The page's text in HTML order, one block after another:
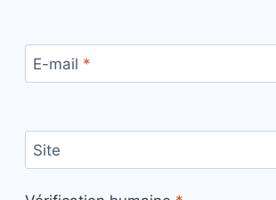
E-mail *
Site